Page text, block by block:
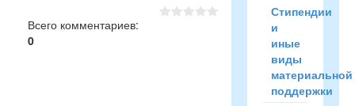
Всего комментариев:
0
Стипендии
и
иные
виды
материальной
поддержки